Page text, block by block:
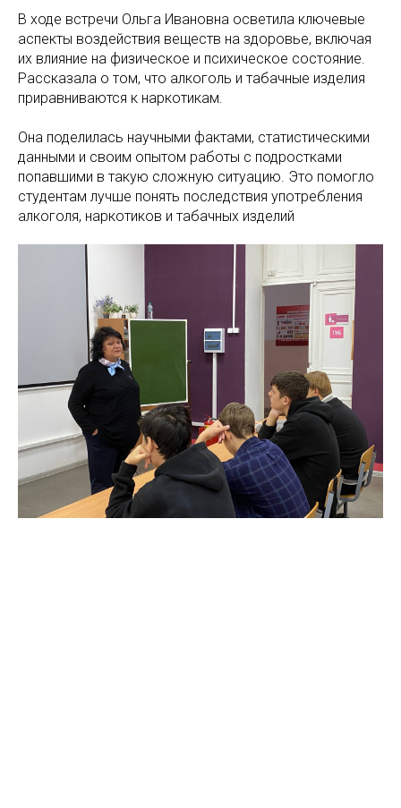
В ходе встречи Ольга Ивановна осветила ключевые
аспекты воздействия веществ на здоровье, включая
их влияние на физическое и психическое состояние.
Рассказала о том, что алкоголь и табачные изделия
приравниваются к наркотикам.
Она поделилась научными фактами, статистическими
данными и своим опытом работы с подростками
попавшими в такую сложную ситуацию. Это помогло
студентам лучше понять последствия употребления
алкоголя, наркотиков и табачных изделий